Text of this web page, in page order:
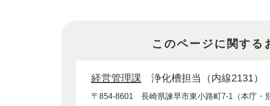
このページに関する
経営管理課 浄化槽担当（内線2131）
〒854-8601
長崎県諫早市東小路町7-1（本庁・